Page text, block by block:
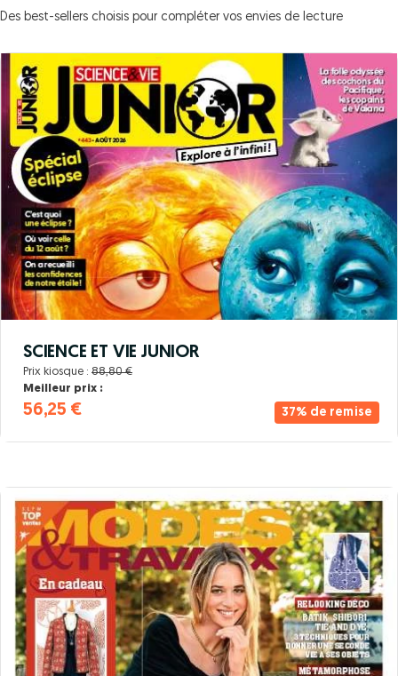
Des best-sellers choisis pour compléter vos envies de lecture
37% de remise
SCIENCE ET VIE JUNIOR
Prix kiosque : 88,80 €
Meilleur prix :
56,25 €